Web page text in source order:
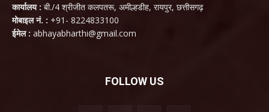
कार्यालय : बी./4 श्रीजीत कलपतरू, अमील्हडीह, रायपुर, छत्तीसगढ़
मोबाइल नं. : +91- 8224833100
ईमेल : abhayabharthi@gmail.com
FOLLOW US